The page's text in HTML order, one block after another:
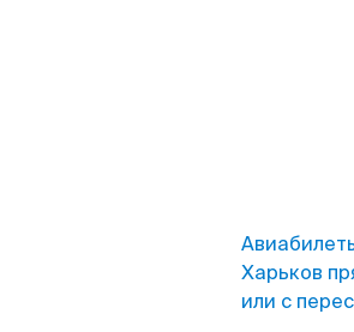
Харьков
или с